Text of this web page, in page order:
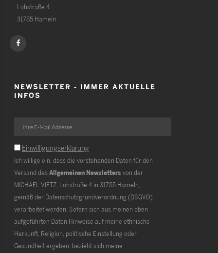
Lohstraße 4
31785 Hameln
NEWSLETTER - IMMER AKTUELLE
INFOS
Einwilligungserklärung
Ich willige ein, dass die vorstehenden Daten für den
Versand desAllgemeinen Newsletters von der
MICHAEL VIETZ, Lohstraße 4 in 31785 Hameln,
gemäß der Datenschutzgrundverordnung (DSGVO)
verarbeitet werden. Sofern sich aus meinen oben
aufgeführten Daten Hinweise auf meine ethnische
Herkunft, Religion, politische Einstellung oder
Gesundheit ergeben, bezieht sich meine